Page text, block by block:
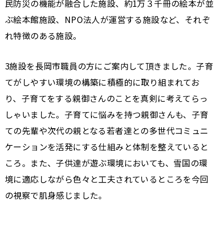
民防災の機能が融合した施設、約1万３千冊の絵本が並
ぶ絵本館施設、NPO法人が運営する施設など、それぞ
れ特徴のある施設。
3施設を長岡市職員の方にご案内して頂きました。子育
てがしやすい環境の構築に積極的に取り組まれてお
り、子育てをする親御さんのことを真剣に考えてらっ
しゃいました。子育てに悩みを持つ親御さんも、子育
ての先輩や次代の親となる若者達との多世代コミュニ
ケーションを活発にする仕組みと体制を整えていると
ころ。また、子供達が遊ぶ環境においても、雪国の環
境に適応しながら色々と工夫されているところを今回
の視察で肌身感じました。